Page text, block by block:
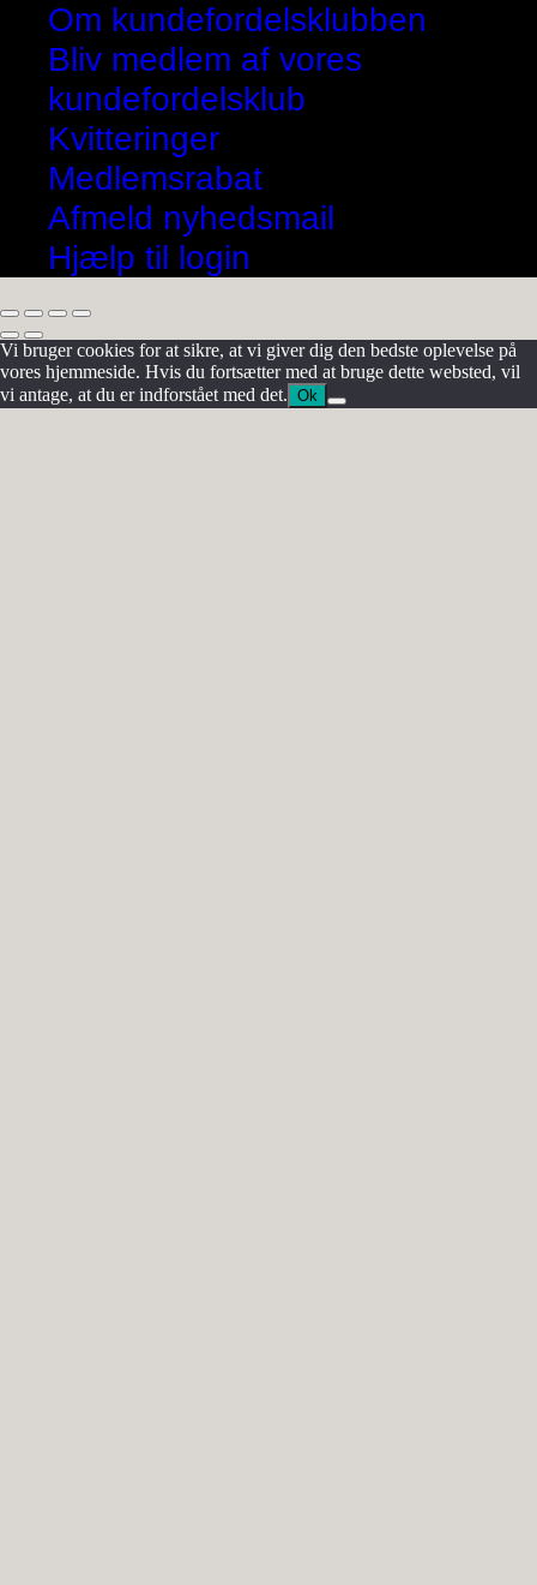
Om kundefordelsklubben
Bliv medlem af vores
kundefordelsklub
Kvitteringer
Medlemsrabat
Afmeld nyhedsmail
Hjælp til login
Vi bruger cookies for at sikre, at vi giver dig den bedste oplevelse på
vores hjemmeside. Hvis du fortsætter med at bruge dette websted, vil
vi antage, at du er indforstået med det. Ok